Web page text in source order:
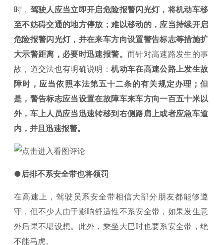
时， 驾驶人应当立即开启危险报警闪光灯，将机动车移
至不妨碍交通的地方停放；难以移动的，应当持续开启
危险报警闪光灯，并在来车方向设置警告标志等措施扩
大示警距离，必要时迅速报警。 而针对高速路发生的事
故，道交法也有明确说明：机动车在高速公路上发生故
障时，应当依照本法第五十二条的有关规定办理；但
是，警告标志应当设置在故障车来车方向一百五十米以
外，车上人员应当迅速转移到右侧路肩上或者应急车道
内，并且迅速报警。
●后排不系安全带也将领罚
在高速上，驾驶员系安全带相信大部分朋友都能够遵
守，但不少人由于影响舒适性不系安全带，如果发生意
外后果不堪设想。此外，乘坐大巴时也要系安全带，绝
不能马虎。